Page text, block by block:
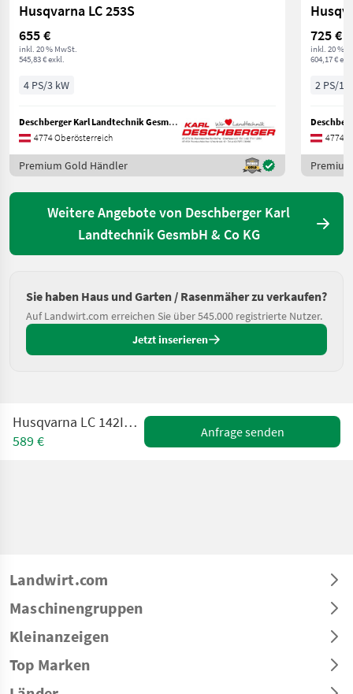
Husqvarna LC 253S
655 €
inkl. 20 % MwSt.
545,83 € exkl.
4 PS/3 kW
Deschberger Karl Landtechnik GesmbH & Co KG
4774 Oberösterreich
Premium Gold Händler
725 €
inkl. 20 %
604,17 €
2 PS/1
4774
Weitere Angebote von Deschberger Karl
Landtechnik GesmbH & Co KG
Sie haben Haus und Garten / Rasenmäher zu verkaufen?
Auf Landwirt.com erreichen Sie über 545.000 registrierte Nutzer.
Jetzt inserieren
Husqvarna LC 142IS Akku Rasenmäher
589 €
Anfrage senden
Landwirt.com
Maschinengruppen
Kleinanzeigen
Top Marken